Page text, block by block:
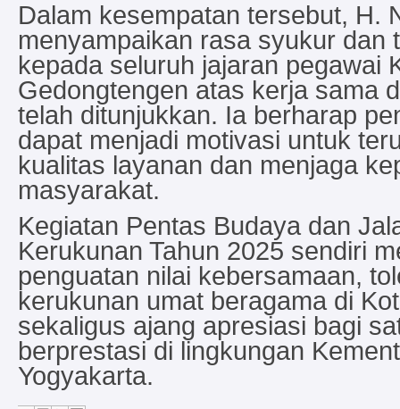
Dalam kesempatan tersebut, H.
menyampaikan rasa syukur dan
kepada seluruh jajaran pegawai
Gedongtengen atas kerja sama
telah ditunjukkan. Ia berharap
dapat menjadi motivasi untuk
kualitas layanan dan menjaga
masyarakat.
Kegiatan Pentas Budaya dan
Kerukunan Tahun 2025 sendiri
penguatan nilai kebersamaan,
kerukunan umat beragama di
sekaligus ajang apresiasi bagi
berprestasi di lingkungan
Yogyakarta.